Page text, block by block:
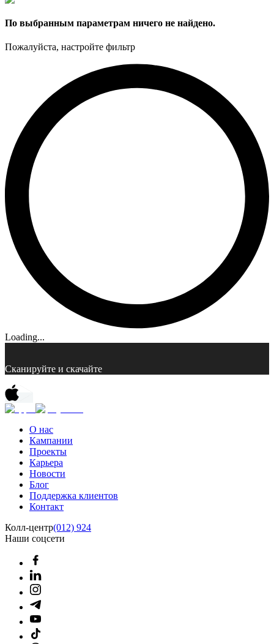
По выбранным параметрам ничего не найдено.
Пожалуйста, настройте фильтр
Loading...
Сканируйте и скачайте
О нас
Кампании
Проекты
Карьера
Новости
Блог
Поддержка клиентов
Контакт
Колл-центр(012) 924
Наши соцсети